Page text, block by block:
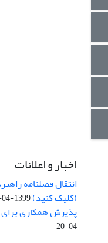
اخبار و اعلانات
انتقال فصلنامه
(کلیک کنید)1399-04-20
پذیرش همکاری برای
04-20